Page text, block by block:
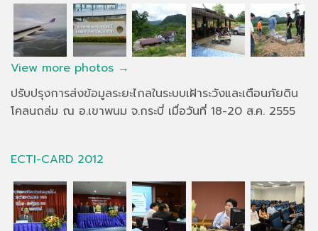
View more photos →
ปรับปรุงการส่งข้อมูลระยะไกลในระบบเฝ้าระวังและเตือนภัยดิน
โคลนถล่ม ณ อ.เขาพนม จ.กระบี่ เมื่อวันที่ 18-20 ส.ค. 2555
ECTI-CARD 2012